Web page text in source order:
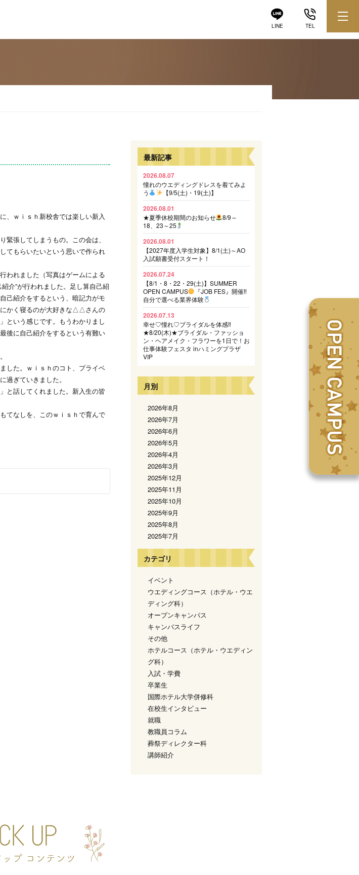
LINE TEL
、ｗｉｓｈ新校舎では楽しい新入
張してしまうもの。この会は、
てもらいたいという思いで作られ
われました（写真はゲームによる
介”が行われました。足し算自己紹
己紹介をするという、暗記力がモ
にかく寝るのが大好きな△△さんの
という感じです。もうわかりまし
後に自己紹介をするという有難い
した。ｗｉｓｈのコト、プライベ
過ぎていきました。
と話してくれました。新入生の皆
てなしを、このｗｉｓｈで育んで
最新記事
2026.08.07
憧れのウエディングドレスを着てみよ
う
【9/5(土)・19(土)】
2026.08.01
★夏季休校期間のお知らせ
8/9～
18、23～25
2026.08.01
【2027年度入学生対象】8/1(土)～AO
入試願書受付スタート！
2026.07.24
【8/1・8・22・29(土)】SUMMER
OPEN CAMPUS
『JOB FES』開催‼
自分で選べる業界体験
2026.07.13
幸せ♡憧れ♡ブライダルを体感‼
★8/20(木)★ブライダル・ファッショ
ン・ヘアメイク・フラワーを1日で！お
仕事体験フェスタ inハミングプラザ
VIP
月別
2026年8月
2026年7月
2026年6月
2026年5月
2026年4月
2026年3月
2025年12月
2025年11月
2025年10月
2025年9月
2025年8月
2025年7月
カテゴリ
イベント
ウエディングコース（ホテル・ウエ
ディング科）
オープンキャンパス
キャンパスライフ
その他
ホテルコース（ホテル・ウエディン
グ科）
入試・学費
卒業生
国際ホテル大学併修科
在校生インタビュー
就職
教職員コラム
葬祭ディレクター科
講師紹介